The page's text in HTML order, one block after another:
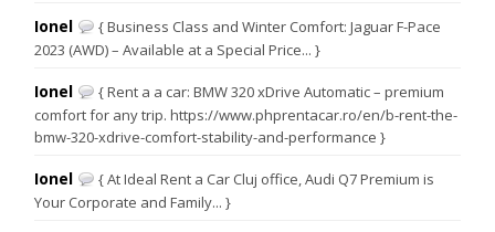
Ionel
{ Business Class and Winter Comfort: Jaguar F-Pace
2023 (AWD) – Available at a Special Price... }
Ionel
{ Rent a a car: BMW 320 xDrive Automatic – premium
comfort for any trip. https://www.phprentacar.ro/en/b-rent-the-
bmw-320-xdrive-comfort-stability-and-performance }
Ionel
{ At Ideal Rent a Car Cluj office, Audi Q7 Premium is
Your Corporate and Family... }